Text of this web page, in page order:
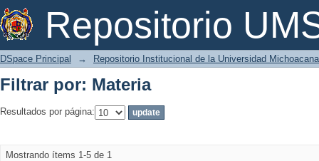
Repositorio
Filtrar por: Materia
DSpace Principal → Repositorio Institucional de la Universidad
Filtrar por: Materia
Resultados por página:
Mostrando ítems 1-5 de 1